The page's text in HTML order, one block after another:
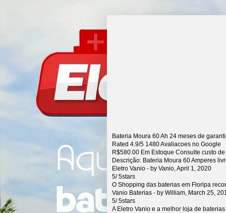
Bateria Moura 60 Ah 24 meses de
Rated 4.9/5 1480Avaliacoes no Google
R$580.00 Em Estoque Consulte custo
Descrição: Bateria Moura 60 Amperes
Eletro Vanio - by Vanio,April 1, 2020
5/5stars
O Shopping das baterias em Floripa
Vanio Baterias - by William, March 25,
5/5stars
A Eletro Vanio e a melhor loja de